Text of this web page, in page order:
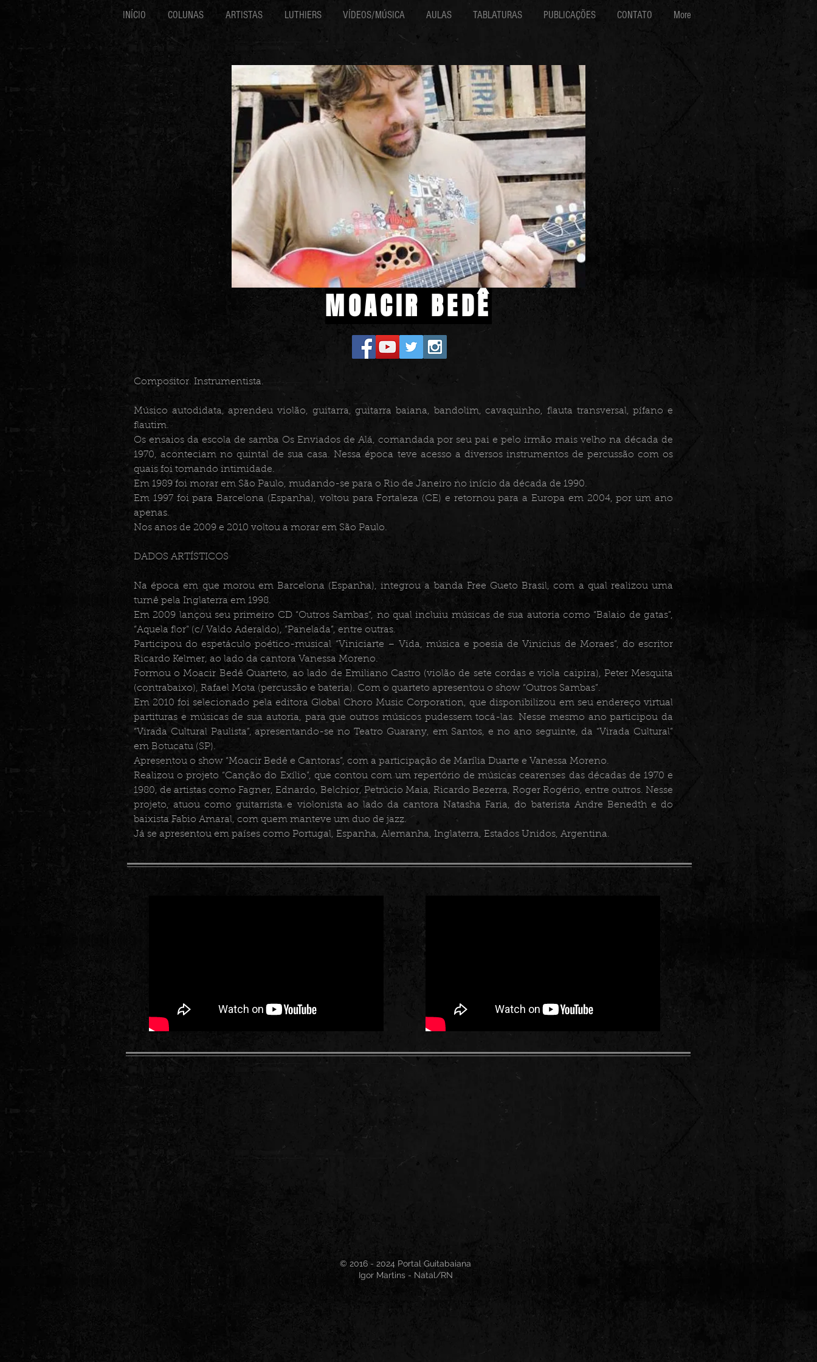
INÍCIO COLUNAS ARTISTAS LUTHIERS VÍDEOS/MÚSICA AULAS TABLATURAS PUBLICAÇÕES CONTATO More
MOACIR BEDÊ
Compositor. Instrumentista.
Músico autodidata, aprendeu violão, guitarra, guitarra baiana, bandolim, cavaquinho, flauta transversal, pífano e
flautim.
Os ensaios da escola de samba Os Enviados de Alá, comandada por seu pai e pelo irmão mais velho na década de
1970, aconteciam no quintal de sua casa. Nessa época teve acesso a diversos instrumentos de percussão com os
quais foi tomando intimidade.
Em 1989 foi morar em São Paulo, mudando-se para o Rio de Janeiro no início da década de 1990.
Em 1997 foi para Barcelona (Espanha), voltou para Fortaleza (CE) e retornou para a Europa em 2004, por um ano
apenas.
Nos anos de 2009 e 2010 voltou a morar em São Paulo.
DADOS ARTÍSTICOS
Na época em que morou em Barcelona (Espanha), integrou a banda Free Gueto Brasil, com a qual realizou uma
turnê pela Inglaterra em 1998.
Em 2009 lançou seu primeiro CD “Outros Sambas”, no qual incluiu músicas de sua autoria como “Balaio de gatas”,
“Aquela flor” (c/ Valdo Aderaldo), “Panelada”, entre outras.
Participou do espetáculo poético-musical “Viniciarte – Vida, música e poesia de Vinicius de Moraes”, do escritor
Ricardo Kelmer, ao lado da cantora Vanessa Moreno.
Formou o Moacir Bedê Quarteto, ao lado de Emiliano Castro (violão de sete cordas e viola caipira), Peter Mesquita
(contrabaixo), Rafael Mota (percussão e bateria). Com o quarteto apresentou o show “Outros Sambas”.
Em 2010 foi selecionado pela editora Global Choro Music Corporation, que disponibilizou em seu endereço virtual
partituras e músicas de sua autoria, para que outros músicos pudessem tocá-las. Nesse mesmo ano participou da
“Virada Cultural Paulista”, apresentando-se no Teatro Guarany, em Santos, e no ano seguinte, da “Virada Cultural”
em Botucatu (SP).
Apresentou o show “Moacir Bedê e Cantoras”, com a participação de Marília Duarte e Vanessa Moreno.
Realizou o projeto “Canção do Exílio”, que contou com um repertório de músicas cearenses das décadas de 1970 e
1980, de artistas como Fagner, Ednardo, Belchior, Petrúcio Maia, Ricardo Bezerra, Roger Rogério, entre outros. Nesse
projeto, atuou como guitarrista e violonista ao lado da cantora Natasha Faria, do baterista Andre Benedth e do
baixista Fabio Amaral, com quem manteve um duo de jazz.
Já se apresentou em países como Portugal, Espanha, Alemanha, Inglaterra, Estados Unidos, Argentina.
© 2016 - 2024 Portal Guitabaiana
Igor Martins - Natal/RN